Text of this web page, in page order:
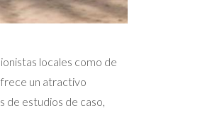
locales como de
un atractivo
de estudios de caso,